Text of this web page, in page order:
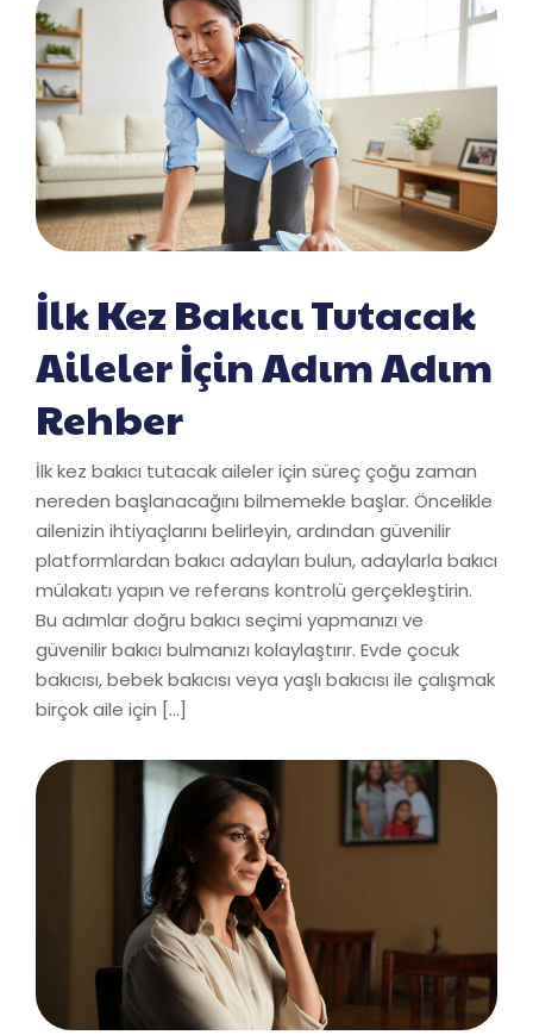
İlk Kez Bakıcı Tutacak
Aileler İçin Adım Adım
Rehber
İlk kez bakıcı tutacak aileler için süreç çoğu zaman
nereden başlanacağını bilmemekle başlar. Öncelikle
ailenizin ihtiyaçlarını belirleyin, ardından güvenilir
platformlardan bakıcı adayları bulun, adaylarla bakıcı
mülakatı yapın ve referans kontrolü gerçekleştirin.
Bu adımlar doğru bakıcı seçimi yapmanızı ve
güvenilir bakıcı bulmanızı kolaylaştırır. Evde çocuk
bakıcısı, bebek bakıcısı veya yaşlı bakıcısı ile çalışmak
birçok aile için […]